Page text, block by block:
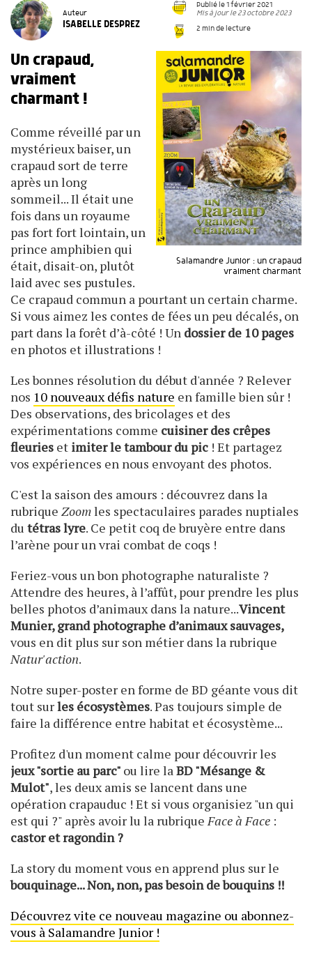
Auteur
ISABELLE DESPREZ
Publié le 1 février 2021
Mis à jour le 23 octobre 2023
2 min de lecture
Salamandre Junior : un crapaud
vraiment charmant
Un crapaud,
vraiment
charmant !
Comme réveillé par un
mystérieux baiser, un
crapaud sort de terre
après un long
sommeil... Il était une
fois dans un royaume
pas fort fort lointain, un
prince amphibien qui
était, disait-on, plutôt
laid avec ses pustules.
Ce crapaud commun a pourtant un certain charme.
Si vous aimez les contes de fées un peu décalés, on
part dans la forêt d’à-côté ! Un dossier de 10 pages
en photos et illustrations !
Les bonnes résolution du début d'année ? Relever
nos 10 nouveaux défis nature en famille bien sûr !
Des observations, des bricolages et des
expérimentations comme cuisiner des crêpes
fleuries et imiter le tambour du pic ! Et partagez
vos expériences en nous envoyant des photos.
C'est la saison des amours : découvrez dans la
rubrique Zoomles spectaculaires parades nuptiales
du tétras lyre. Ce petit coq de bruyère entre dans
l’arène pour un vrai combat de coqs !
Feriez-vous un bon photographe naturaliste ?
Attendre des heures, à l’affût, pour prendre les plus
belles photos d’animaux dans la nature...Vincent
Munier, grand photographe d’animaux sauvages,
vous en dit plus sur son métier dans la rubrique
Natur'action.
Notre super-poster en forme de BD géante vous dit
tout surles écosystèmes. Pas toujours simple de
faire la différence entre habitat et écosystème...
Profitez d'un moment calme pour découvrir les
jeux "sortie au parc" ou lire laBD "Mésange &
Mulot", les deux amis se lancent dans une
opération crapauduc ! Et si vous organisiez "un qui
est qui ?" après avoir lu la rubriqueFace à Face :
castor et ragondin ?
La story du moment vous en apprend plus sur le
bouquinage... Non, non, pas besoin de bouquins !!
Découvrez vite ce nouveau magazine ou abonnez-
vous à Salamandre Junior !